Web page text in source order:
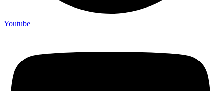
Youtube